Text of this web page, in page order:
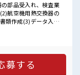
！
の部品受入れ、検査業
航空機用熱交換器の
類作成(3)データ入力
補助業務(繁忙期の
な残業でお給料UP≫
す♪ ≪動きやすい制
悩み解消♪ ≪自分に
募する